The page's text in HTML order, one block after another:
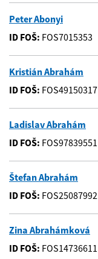
Peter Abonyi
ID FOŠ: FOS7015353
Kristián Abrahám
ID FOŠ: FOS49150317
Ladislav Abrahám
ID FOŠ: FOS97839551
Štefan Abrahám
ID FOŠ: FOS25087992
Zina Abrahámková
ID FOŠ: FOS14736611